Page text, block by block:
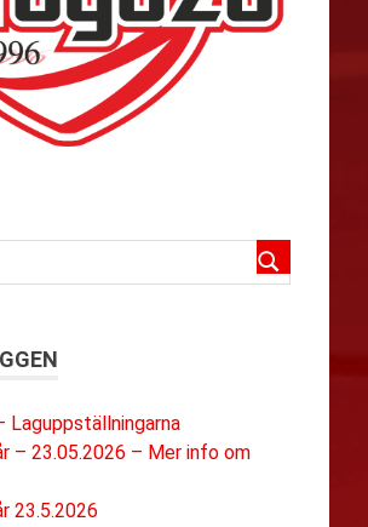
Laguppställningarna
– 23.05.2026 – Mer info om
23.5.2026